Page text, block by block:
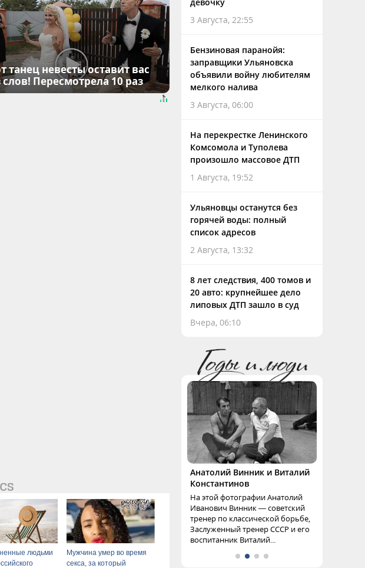
танец невесты оставит вас
слов! Пересмотрела 10 раз
людьми
Мужчина умер во время
секса, за который
3 Августа, 22:55
Бензиновая паранойя:
заправщики Ульяновска
объявили войну любителям
мелкого налива
3 Августа, 06:00
На перекрестке Ленинского
Комсомола и Туполева
произошло массовое ДТП
1 Августа, 19:52
Ульяновцы останутся без
горячей воды: полный
список адресов
2 Августа, 13:32
8 лет следствия, 400 томов и
20 авто: крупнейшее дело
липовых ДТП зашло в суд
Вчера, 06:10
Анатолий Винник и Виталий
Константинов
На этой фотографии Анатолий
Иванович Винник — советский
тренер по классической борьбе,
Заслуженный тренер СССР и его
воспитанник Виталий...